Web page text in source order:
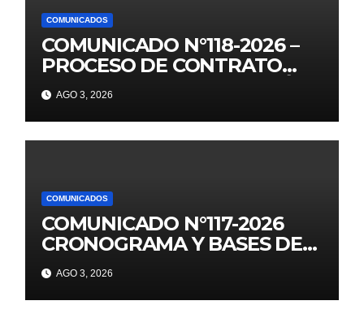
COMUNICADOS
COMUNICADO N°118-2026 –
PROCESO DE CONTRATO
AUXILIARES DE EDUCACIÓN –
2026
AGO 3, 2026
COMUNICADOS
COMUNICADO N°117-2026
CRONOGRAMA Y BASES DE
JUEGOS FLORALES
EDUCATIVOS NACIONALES
2026
AGO 3, 2026